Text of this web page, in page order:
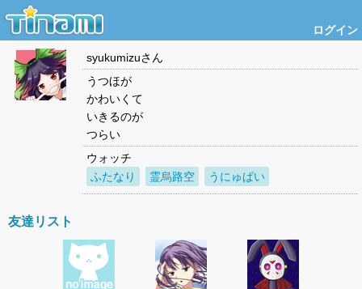
ログイン
syukumizuさん
うつほが
かわいくて
いきるのが
つらい
ウォッチ
ふたなり
霊烏路空 うにゅぱい
友達リスト